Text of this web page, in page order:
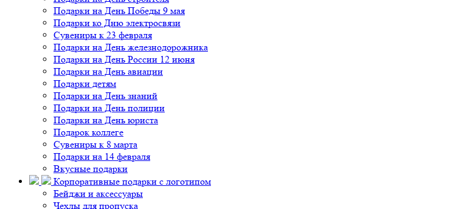
Подарки на День Победы 9 мая
Подарки ко Дню электросвязи
Сувениры к 23 февраля
Подарки на День железнодорожника
Подарки на День России 12 июня
Подарки на День авиации
Подарки детям
Подарки на День знаний
Подарки на День полиции
Подарки на День юриста
Подарок коллеге
Сувениры к 8 марта
Подарки на 14 февраля
Вкусные подарки
Корпоративные подарки с логотипом
Бейджи и аксессуары
Чехлы для пропуска